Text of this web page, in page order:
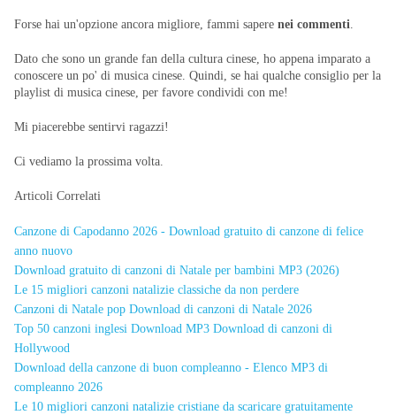
Forse hai un'opzione ancora migliore, fammi sapere nei commenti.
Dato che sono un grande fan della cultura cinese, ho appena imparato a
conoscere un po' di musica cinese. Quindi, se hai qualche consiglio per la
playlist di musica cinese, per favore condividi con me!
Mi piacerebbe sentirvi ragazzi!
Ci vediamo la prossima volta.
Articoli Correlati
Canzone di Capodanno 2026 - Download gratuito di canzone di felice
anno nuovo
Download gratuito di canzoni di Natale per bambini MP3 (2026)
Le 15 migliori canzoni natalizie classiche da non perdere
Canzoni di Natale pop Download di canzoni di Natale 2026
Top 50 canzoni inglesi Download MP3 Download di canzoni di
Hollywood
Download della canzone di buon compleanno - Elenco MP3 di
compleanno 2026
Le 10 migliori canzoni natalizie cristiane da scaricare gratuitamente